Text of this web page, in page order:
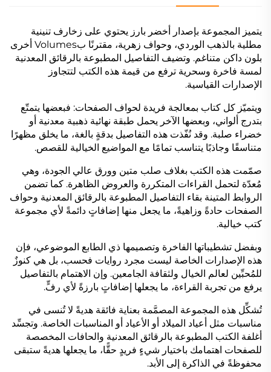
يتميز المجموعة بإصدار أخضر بارز يحتوي على زخارف تنينية
مطلية بالذهب الوردي، وحواف زهرية، مقترنًا بVolumes أخرى
بلون داكن متناغم. وتضيف التفاصيل المطبوعة بالرقائق المعدنية
لمسة فاخرة وسحرية ترفع من قيمة هذه الكتب لتتجاوز
الإصدارات القياسية.
ويتميّز كل كتاب بمعالجة فريدة لحواف الصفحات: فبعضها يتمتّع
بتدرج ألواني، وبعضها الآخر يحمل طبقة نهائية ذهبية معدنية أو
خضراء صلبة. وقد نُفّذت هذه التفاصيل بدقةٍ بالغة، ما يخلق مظهرًا
متناسقًا وجاذبًا يتناسب تمامًا مع المواضيع الخيالية للقصص.
صمّمت هذه الكتب بغلاف صلب متين وورق عالي الجودة، وهي
مُعدّة لتحمل القراءات المتكررة والعروض الظاهرة. كما تضمن
الروابط المتينة بقاء التفاصيل المطبوعة بالرقائق المعدنية وحواف
الصفحات حادةً وزاهيةً، ما يجعل منها إضافاتٍ دائمةً لأي مجموعة
كتب خيالية.
وبفضل تشطيباتها الفاخرة وتصميمها ذي الطابع الموضوعي، فإن
هذه الإصدارات الخاصة ليست مجرد روايات فحسب، بل هي كنوزٌ
للمُحبِّين لعالم الخيال ولثقافة الجامعين. وإن الاهتمام بالتفاصيل
يرفع من تجربة القراءة، ما يجعلها إضافاتٍ بارزةً لأي رفٍّ.
تُشكِّل هذه المجموعة المصمَّمة بعناية فائقة هديةً لا تُنسى في
مناسبات مثل أعياد الميلاد أو الأعياد أو المناسبات الخاصة. وتجسِّد
أغلفة الكتب المطبوعة بالرقائق المعدنية والحافات المخصصة
للصفحات اهتمامك باختيار شيءٍ فريدٍ حقًّا، ما يجعلها هديةً ستبقى
محفوظةً في الذاكرة إلى الأبد.